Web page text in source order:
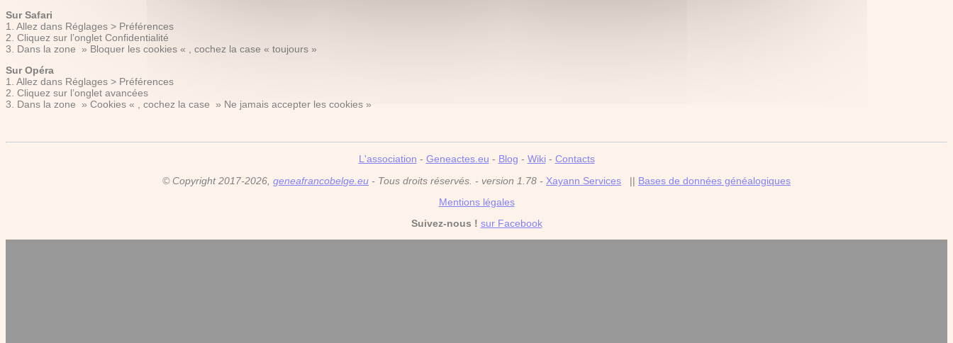
Sur Safari
1. Allez dans Réglages > Préférences
2. Cliquez sur l’onglet Confidentialité
3. Dans la zone » Bloquer les cookies « , cochez la case « toujours »
Sur Opéra
1. Allez dans Réglages > Préférences
2. Cliquez sur l’onglet avancées
3. Dans la zone » Cookies « , cochez la case » Ne jamais accepter les cookies »
L'association - Geneactes.eu - Blog - Wiki - Contacts
© Copyright 2017-2026, geneafrancobelge.eu - Tous droits réservés. - version 1.78 - Xayann Services || Bases de données généalogiques
Mentions légales
Suivez-nous ! sur Facebook